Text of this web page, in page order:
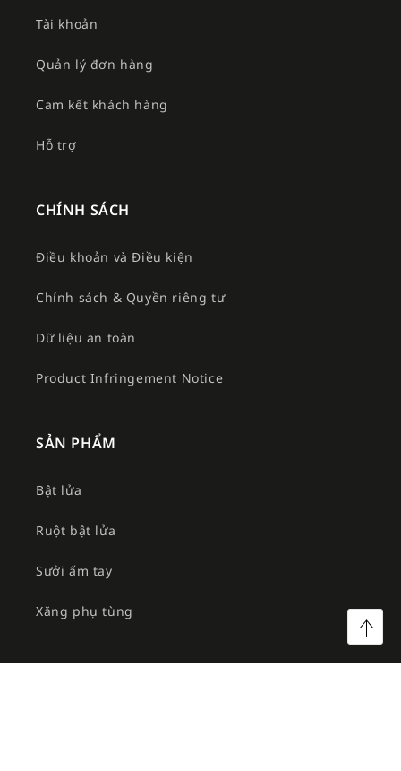
Tài khoản
Quản lý đơn hàng
Cam kết khách hàng
Hỗ trợ
CHÍNH SÁCH
Điều khoản và Điều kiện
Chính sách & Quyền riêng tư
Dữ liệu an toàn
Product Infringement Notice
SẢN PHẨM
Bật lửa
Ruột bật lửa
Sưởi ấm tay
Xăng phụ tùng